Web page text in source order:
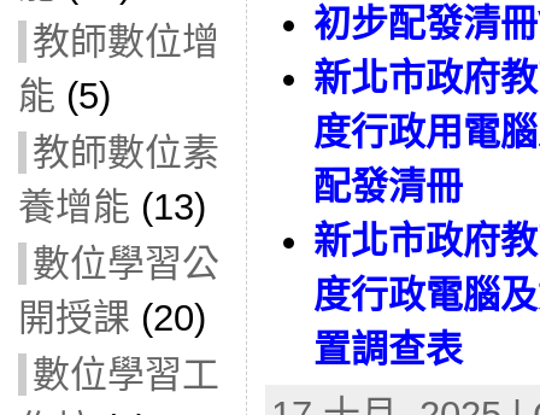
教師數位增
能 (5)
教師數位素
養增能 (13)
數位學習公
開授課 (20)
數位學習工
初步配發清
新北市政府
度行政用電
配發清冊
新北市政府
度行政電腦
置調查表